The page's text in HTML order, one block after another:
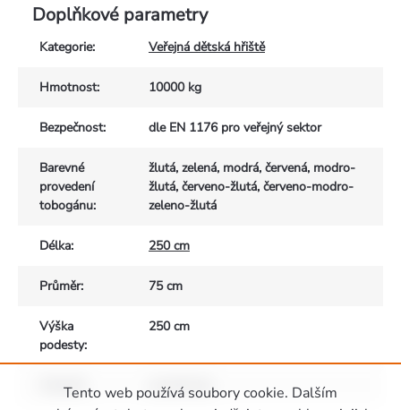
Tento web používá soubory cookie. Dalším
Doplňkové parametry
Kategorie: Veřejná dětská hřiště
Hmotnost: 10000 kg
Bezpečnost: dle EN 1176 pro veřejný sektor
Barevné
provedení
tobogánu:
žlutá, zelená, modrá, červená, modro-
žlutá, červeno-žlutá, červeno-modro-
zeleno-žlutá
Délka: 250 cm
Průměr: 75 cm
Výška
podesty:
250 cm
Materiál polyethylen